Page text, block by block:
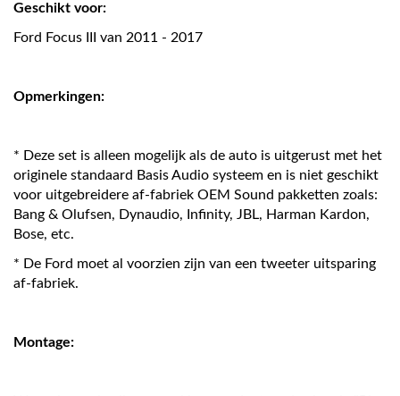
Geschikt voor:
Ford Focus III van 2011 - 2017
Opmerkingen:
* Deze set is alleen mogelijk als de auto is uitgerust met het
originele standaard Basis Audio systeem en is niet geschikt
voor uitgebreidere af-fabriek OEM Sound pakketten zoals:
Bang & Olufsen, Dynaudio, Infinity, JBL, Harman Kardon,
Bose, etc.
* De Ford moet al voorzien zijn van een tweeter uitsparing
af-fabriek.
Montage: